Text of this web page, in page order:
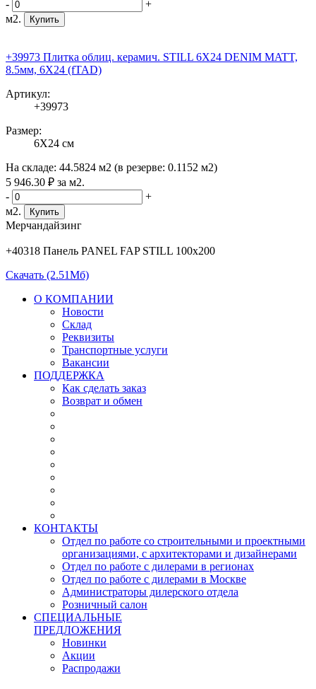
-
+
м2.
Купить
+39973 Плитка облиц. керамич. STILL 6X24 DENIM MATT,
8.5мм, 6X24 (fTAD)
Артикул:
+39973
Размер:
6X24 см
На складе: 44.5824 м2 (в резерве: 0.1152 м2)
5 946.30 ₽ за м2.
-
+
м2.
Купить
Мерчандайзинг
+40318 Панель PANEL FAP STILL 100х200
Скачать (2.51Мб)
О КОМПАНИИ
Новости
Склад
Реквизиты
Транспортные услуги
Вакансии
ПОДДЕРЖКА
Как сделать заказ
Возврат и обмен
КОНТАКТЫ
Отдел по работе со строительными и проектными
организациями, с архитекторами и дизайнерами
Отдел по работе с дилерами в регионах
Отдел по работе с дилерами в Москве
Администраторы дилерского отдела
Розничный салон
СПЕЦИАЛЬНЫЕ
ПРЕДЛОЖЕНИЯ
Новинки
Акции
Распродажи